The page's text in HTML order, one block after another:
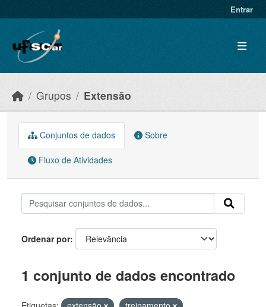
Entrar
Grupos Extensão
Conjuntos de dados Sobre
Fluxo de Atividades
Ordenar por
1 conjunto de dados encontrado